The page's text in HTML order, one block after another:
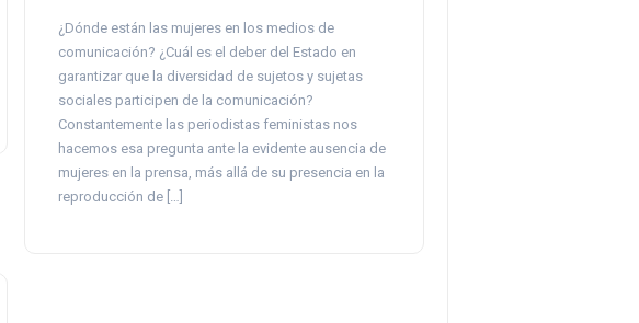
¿Dónde están las mujeres en los medios de
comunicación? ¿Cuál es el deber del Estado en
garantizar que la diversidad de sujetos y sujetas
sociales participen de la comunicación?
Constantemente las periodistas feministas nos
hacemos esa pregunta ante la evidente ausencia de
mujeres en la prensa, más allá de su presencia en la
reproducción de […]